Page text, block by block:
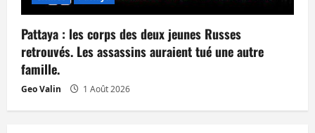
Pattaya : les corps des deux jeunes Russes
retrouvés. Les assassins auraient tué une autre
famille.
Geo Valin 1 Août 2026